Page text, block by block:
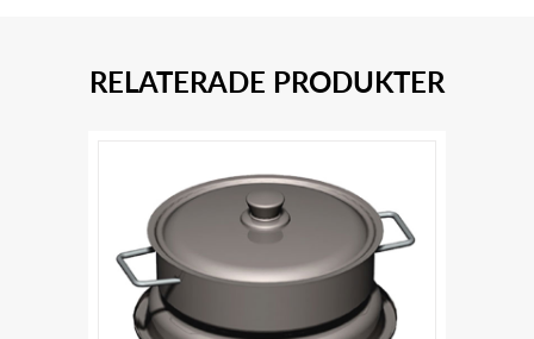
RELATERADE PRODUKTER